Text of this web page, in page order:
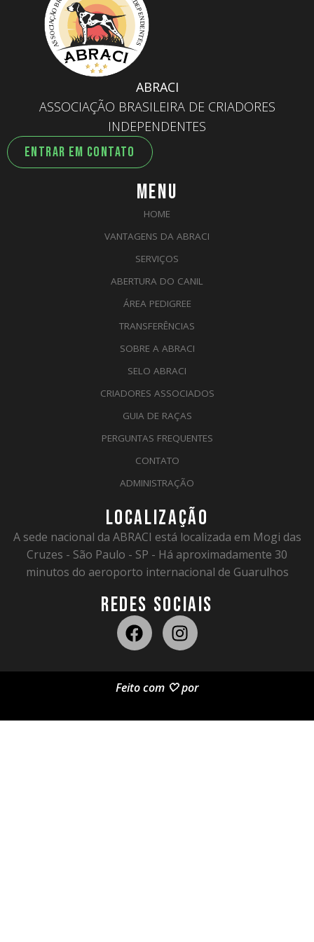
ABRACI
ASSOCIAÇÃO BRASILEIRA DE CRIADORES
INDEPENDENTES
ENTRAR EM CONTATO
MENU
HOME
VANTAGENS DA ABRACI
SERVIÇOS
ABERTURA DO CANIL
ÁREA PEDIGREE
TRANSFERÊNCIAS
SOBRE A ABRACI
SELO ABRACI
CRIADORES ASSOCIADOS
GUIA DE RAÇAS
PERGUNTAS FREQUENTES
CONTATO
ADMINISTRAÇÃO
LOCALIZAÇÃO
A sede nacional da ABRACI está localizada em Mogi das
Cruzes - São Paulo - SP - Há aproximadamente 30
minutos do aeroporto internacional de Guarulhos
REDES SOCIAIS
Feito com 🤍 por